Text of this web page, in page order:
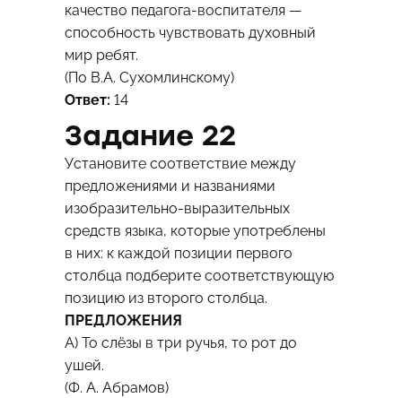
качество педагога-воспитателя —
способность чувствовать духовный
мир ребят.
(По В.А. Сухомлинскому)
Ответ: 14
Задание 22
Установите соответствие между
предложениями и названиями
изобразительно-выразительных
средств языка, которые употреблены
в них: к каждой позиции первого
столбца подберите соответствующую
позицию из второго столбца.
ПРЕДЛОЖЕНИЯ
А) То слёзы в три ручья, то рот до
ушей.
(Ф. А. Абрамов)